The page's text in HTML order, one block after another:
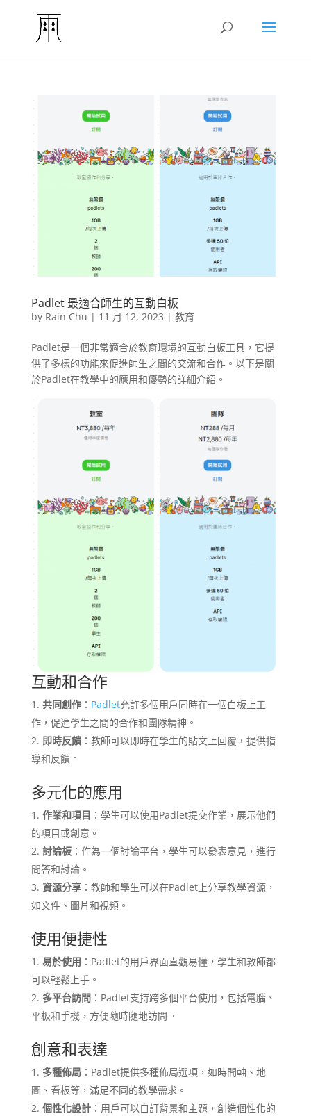
Padlet 最適合師生的互動白板
by Rain Chu | 11 月 12, 2023 | 教育
Padlet是一個非常適合於教育環境的互動白板工具，它提
供了多樣的功能來促進師生之間的交流和合作。以下是關
於Padlet在教學中的應用和優勢的詳細介紹。
互動和合作
共同創作： Padlet允許多個用戶同時在一個白板上工
作，促進學生之間的合作和團隊精神。
即時反饋：教師可以即時在學生的貼文上回覆，提供指
導和反饋。
多元化的應用
作業和項目 ：學生可以使用Padlet提交作業，展示他們
的項目或創意。
討論板：作為一個討論平台，學生可以發表意見，進行
問答和討論。
資源分享：教師和學生可以在Padlet上分享教學資源，
如文件、圖片和視頻。
使用便捷性
易於使用 ：Padlet的用戶界面直觀易懂，學生和教師都
可以輕鬆上手。
多平台訪問：Padlet支持跨多個平台使用，包括電腦、
平板和手機，方便隨時隨地訪問。
創意和表達
多種佈局：Padlet提供多種佈局選項，如時間軸、地
圖、看板等，滿足不同的教學需求。
個性化設計：用戶可以自訂背景和主題，創造個性化的